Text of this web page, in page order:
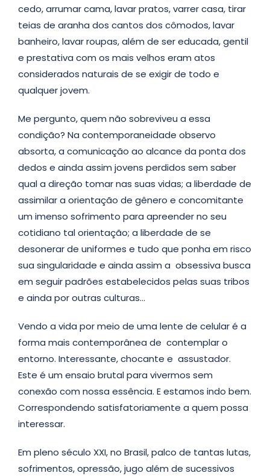
cedo, arrumar cama, lavar pratos, varrer casa, tirar
teias de aranha dos cantos dos cômodos, lavar
banheiro, lavar roupas, além de ser educada, gentil
e prestativa com os mais velhos eram atos
considerados naturais de se exigir de todo e
qualquer jovem.
Me pergunto, quem não sobreviveu a essa
condição? Na contemporaneidade observo
absorta, a comunicação ao alcance da ponta dos
dedos e ainda assim jovens perdidos sem saber
qual a direção tomar nas suas vidas; a liberdade de
assimilar a orientação de gênero e concomitante
um imenso sofrimento para apreender no seu
cotidiano tal orientação; a liberdade de se
desonerar de uniformes e tudo que ponha em risco
sua singularidade e ainda assim a obsessiva busca
em seguir padrões estabelecidos pelas suas tribos
e ainda por outras culturas…
Vendo a vida por meio de uma lente de celular é a
forma mais contemporânea de contemplar o
entorno. Interessante, chocante e assustador.
Este é um ensaio brutal para vivermos sem
conexão com nossa essência. E estamos indo bem.
Correspondendo satisfatoriamente a quem possa
interessar.
Em pleno século XXI, no Brasil, palco de tantas lutas,
sofrimentos, opressão, jugo além de sucessivos